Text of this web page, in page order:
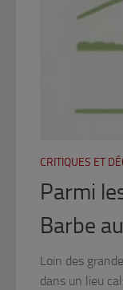
CRITIQUES ET
Parmi
Barbe
Loin des
dans un lieu